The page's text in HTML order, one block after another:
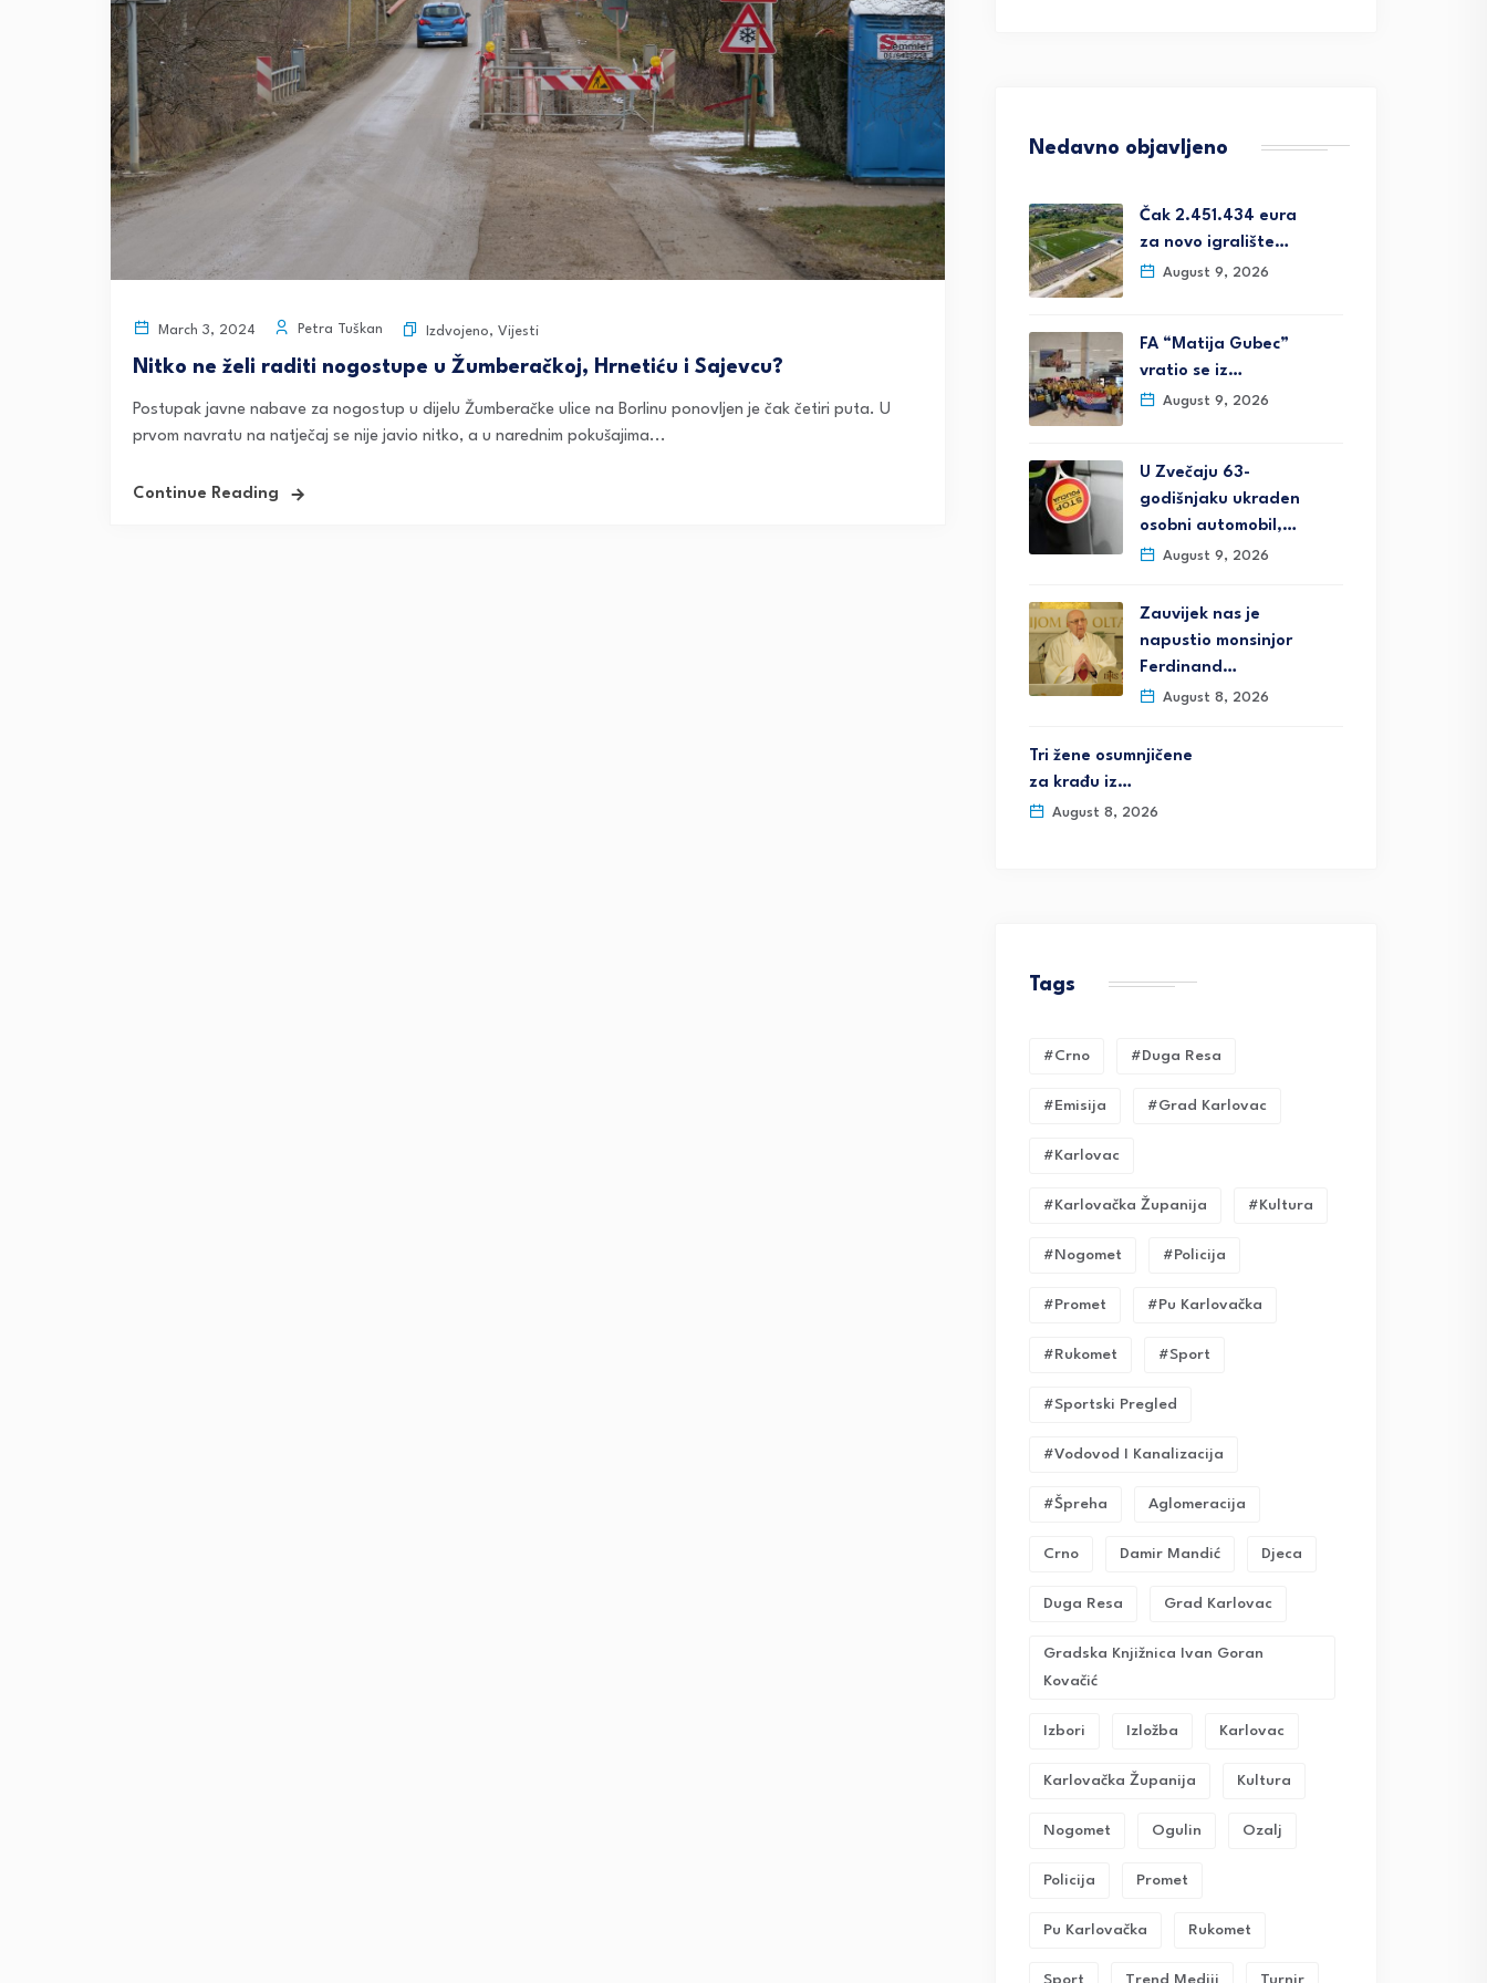
March 3, 2024 Petra Tuškan Izdvojeno, Vijesti
Nitko ne želi raditi nogostupe u Žumberačkoj, Hrnetiću i Sajevcu?
Postupak javne nabave za nogostup u dijelu Žumberačke ulice na Borlinu ponovljen je čak četiri puta. U
prvom navratu na natječaj se nije javio nitko, a u narednim pokušajima...
Continue Reading
Nedavno objavljeno
Čak 2.451.434 eura
za novo igralište…
August 9, 2026
FA “Matija Gubec”
vratio se iz…
August 9, 2026
U Zvečaju 63-
godišnjaku ukraden
osobni automobil,…
August 9, 2026
Zauvijek nas je
napustio monsinjor
Ferdinand…
August 8, 2026
Tri žene osumnjičene
za krađu iz…
August 8, 2026
Tags
#crno #duga Resa
#emisija #grad Karlovac
#karlovac
#karlovačka Županija #kultura
#nogomet #policija
#promet #pu Karlovačka
#rukomet #sport
#sportski Pregled
#vodovod I Kanalizacija
#Špreha Aglomeracija
Crno Damir Mandić Djeca
Duga Resa Grad Karlovac
Gradska Knjižnica Ivan Goran
Kovačić
Izbori Izložba Karlovac
Karlovačka Županija Kultura
Nogomet Ogulin Ozalj
Policija Promet
Pu Karlovačka Rukomet
Sport Trend Mediji Turnir